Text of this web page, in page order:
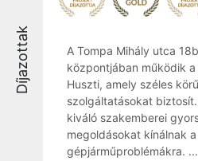
Díjazottak
A Tompa Mihály utca
központjában működik
Huszti, amely széles
szolgáltatásokat
kiváló szakemberei
megoldásokat kínálnak
gépjárműproblémákra. ...